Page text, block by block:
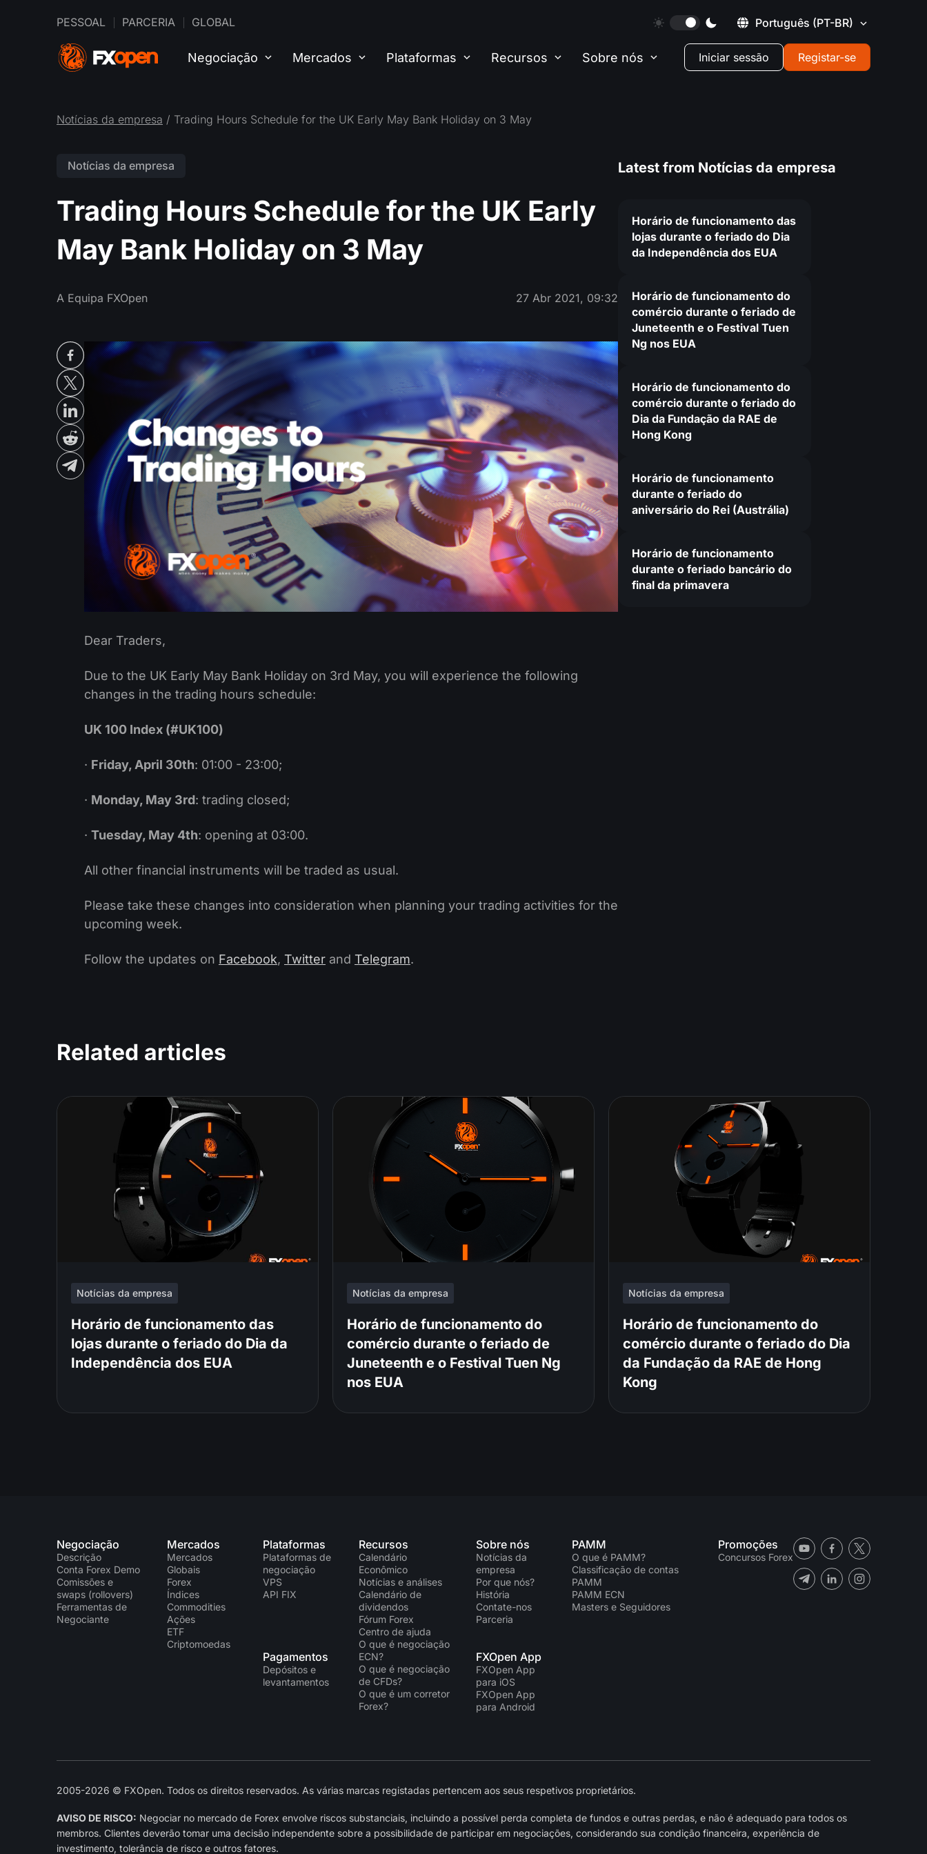
PESSOAL PARCERIA GLOBAL Português (PT-BR)
Negociação Mercados Plataformas Recursos Sobre nós Iniciar sessão Registar-se
Notícias da empresa / Trading Hours Schedule for the UK Early May Bank Holiday on 3 May
Notícias da empresa
Trading Hours Schedule for the UK Early
May Bank Holiday on 3 May
A Equipa FXOpen 27 Abr 2021, 09:32
Dear Traders,
Due to the UK Early May Bank Holiday on 3rd May, you will experience the following
changes in the trading hours schedule:
UK 100 Index (#UK100)
· Friday, April 30th: 01:00 - 23:00;
· Monday, May 3rd: trading closed;
· Tuesday, May 4th: opening at 03:00.
All other financial instruments will be traded as usual.
Please take these changes into consideration when planning your trading activities for the
upcoming week.
Follow the updates on Facebook, Twitter and Telegram.
Latest from Notícias da empresa
Horário de funcionamento das
lojas durante o feriado do Dia
da Independência dos EUA
Horário de funcionamento do
comércio durante o feriado de
Juneteenth e o Festival Tuen
Ng nos EUA
Horário de funcionamento do
comércio durante o feriado do
Dia da Fundação da RAE de
Hong Kong
Horário de funcionamento
durante o feriado do
aniversário do Rei (Austrália)
Horário de funcionamento
durante o feriado bancário do
final da primavera
Related articles
Notícias da empresa
Horário de funcionamento das
lojas durante o feriado do Dia da
Independência dos EUA
Notícias da empresa
Horário de funcionamento do
comércio durante o feriado de
Juneteenth e o Festival Tuen Ng
nos EUA
Notícias da empresa
Horário de funcionamento do
comércio durante o feriado do Dia
da Fundação da RAE de Hong
Kong
Negociação
Descrição
Conta Forex Demo
Comissões e
swaps (rollovers)
Ferramentas de
Negociante
Mercados
Mercados
Globais
Forex
Índices
Commodities
Ações
ETF
Criptomoedas
Plataformas
Plataformas de
negociação
VPS
API FIX
Pagamentos
Depósitos e
levantamentos
Recursos
Calendário
Econômico
Notícias e análises
Calendário de
dividendos
Fórum Forex
Centro de ajuda
O que é negociação
ECN?
O que é negociação
de CFDs?
O que é um corretor
Forex?
Sobre nós
Notícias da
empresa
Por que nós?
História
Contate-nos
Parceria
FXOpen App
FXOpen App
para iOS
FXOpen App
para Android
PAMM
O que é PAMM?
Classificação de contas
PAMM
PAMM ECN
Masters e Seguidores
Promoções
Concursos Forex
2005-2026 © FXOpen. Todos os direitos reservados. As várias marcas registadas pertencem aos seus respetivos proprietários.
AVISO DE RISCO: Negociar no mercado de Forex envolve riscos substanciais, incluindo a possível perda completa de fundos e outras perdas, e não é adequado para todos os
membros. Clientes deverão tomar uma decisão independente sobre a possibilidade de participar em negociações, considerando sua condição financeira, experiência de
investimento, tolerância de risco e outros fatores.